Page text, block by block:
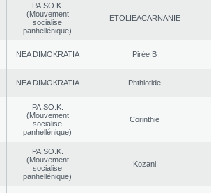
PA.SO.K.
(Mouvement
socialise
panhellénique)
EΤOLIEACARNANIE
NEA DΙMOKRATIA Pirée B
NEA DΙMOKRATIA Phthiotide
PA.SO.K.
(Mouvement
socialise
panhellénique)
Corinthie
PA.SO.K.
(Mouvement
socialise
panhellénique)
Kozani